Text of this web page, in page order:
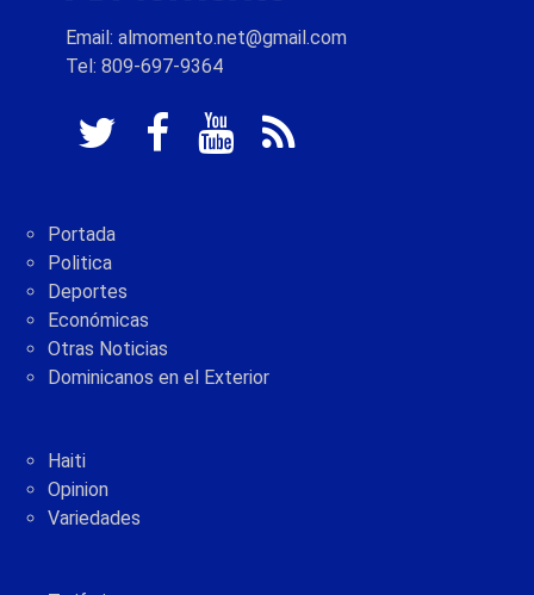
Email: almomento.net@gmail.com
Tel: 809-697-9364
Portada
Politica
Deportes
Económicas
Otras Noticias
Dominicanos en el Exterior
Haiti
Opinion
Variedades